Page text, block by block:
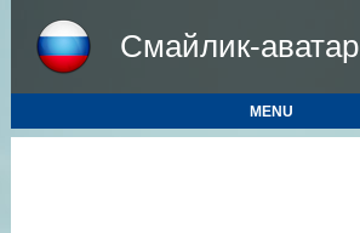
Смайлик-аватар
MENU